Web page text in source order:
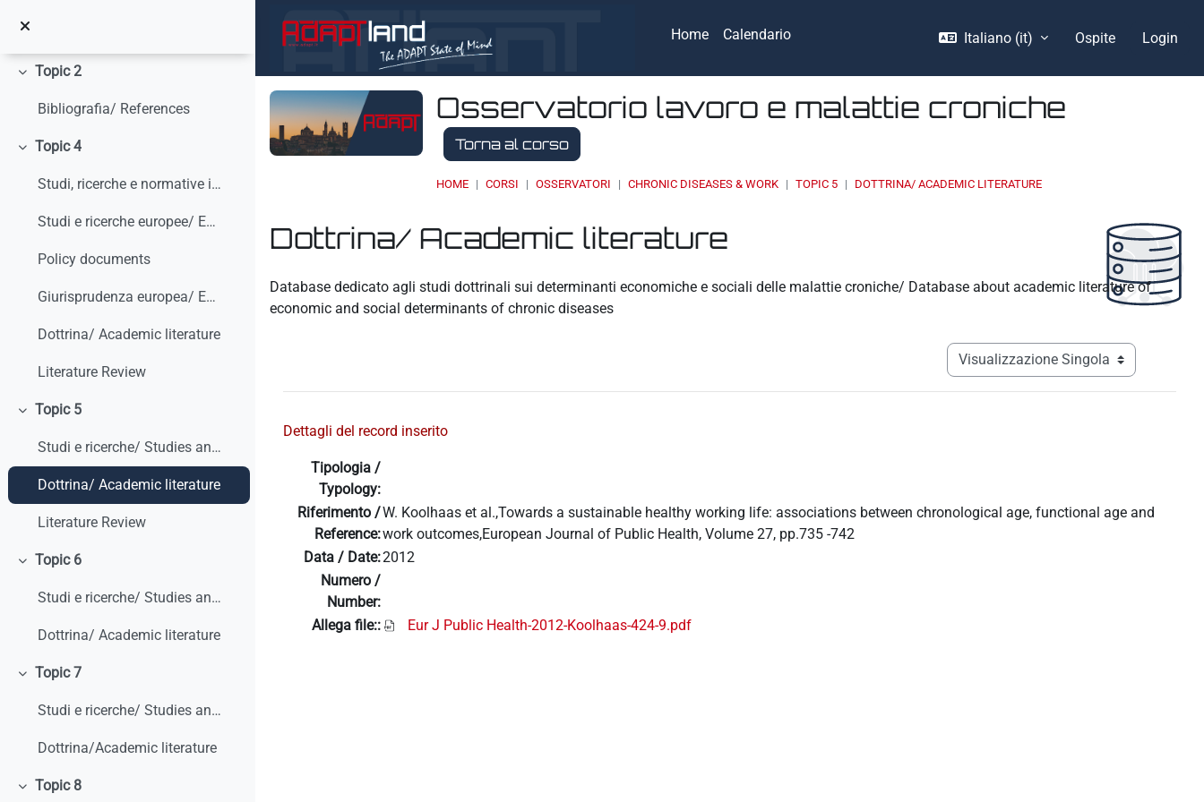
Home Calendario Italiano ‎(it)‎ Ospite Login
Minimizza
Topic 2
Bibliografia/ References
Minimizza
Topic 4
Studi, ricerche e normative internazionali/ Studies, research and international standars
Studi e ricerche europee/ European studies and research
Policy documents
Giurisprudenza europea/ European Case-law
Dottrina/ Academic literature
Literature Review
Minimizza
Topic 5
Studi e ricerche/ Studies and research
Dottrina/ Academic literature
Literature Review
Minimizza
Topic 6
Studi e ricerche/ Studies and research
Dottrina/ Academic literature
Minimizza
Topic 7
Studi e ricerche/ Studies and research
Dottrina/Academic literature
Minimizza
Topic 8
Osservatorio lavoro e malattie croniche
Torna al corso
HOME CORSI OSSERVATORI CHRONIC DISEASES & WORK TOPIC 5 DOTTRINA/ ACADEMIC LITERATURE
Dottrina/ Academic literature
Database dedicato agli studi dottrinali sui determinanti economiche e sociali delle malattie croniche/ Database about academic literature of
economic and social determinants of chronic diseases
Navigazione terziaria modalità
Dettagli del record inserito
Tipologia /
Typology:
Riferimento /
Reference:
W. Koolhaas et al.,Towards a sustainable healthy working life: associations between chronological age, functional age and
work outcomes,European Journal of Public Health, Volume 27, pp.735 -742
Data / Date:2012
Numero /
Number:
Allega file::
Eur J Public Health-2012-Koolhaas-424-9.pdf